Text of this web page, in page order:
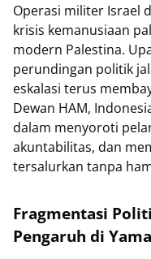
Operasi militer Israel
krisis kemanusiaan
modern Palestina.
perundingan politik
eskalasi terus
Dewan HAM,
dalam menyoroti
akuntabilitas, dan
tersalurkan tanpa
Fragmentasi
Pengaruh di